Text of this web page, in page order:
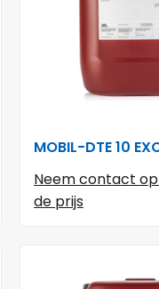
MOBIL-DTE 10
Neem contact
de prijs